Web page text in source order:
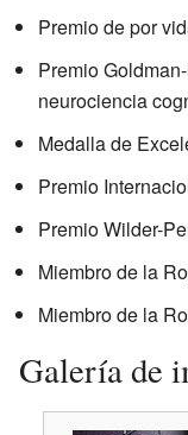
Premio de por
Premio
neurociencia
Medalla de
Premio
Premio Wilder-
Miembro de la
Miembro de la
Galería de